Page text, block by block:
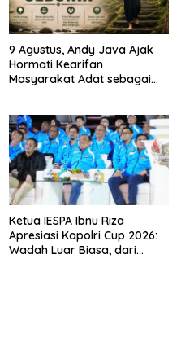
9 Agustus, Andy Java Ajak
Hormati Kearifan
Masyarakat Adat sebagai
Ketua IESPA Ibnu Riza
Apresiasi Kapolri Cup 2026:
Wadah Luar Biasa, dari